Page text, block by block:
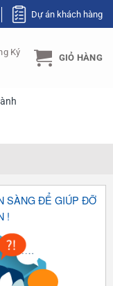
Dự án khách hàng
Ký
GIỎ HÀNG
SÀNG ĐỂ GIÚP ĐỠ
!